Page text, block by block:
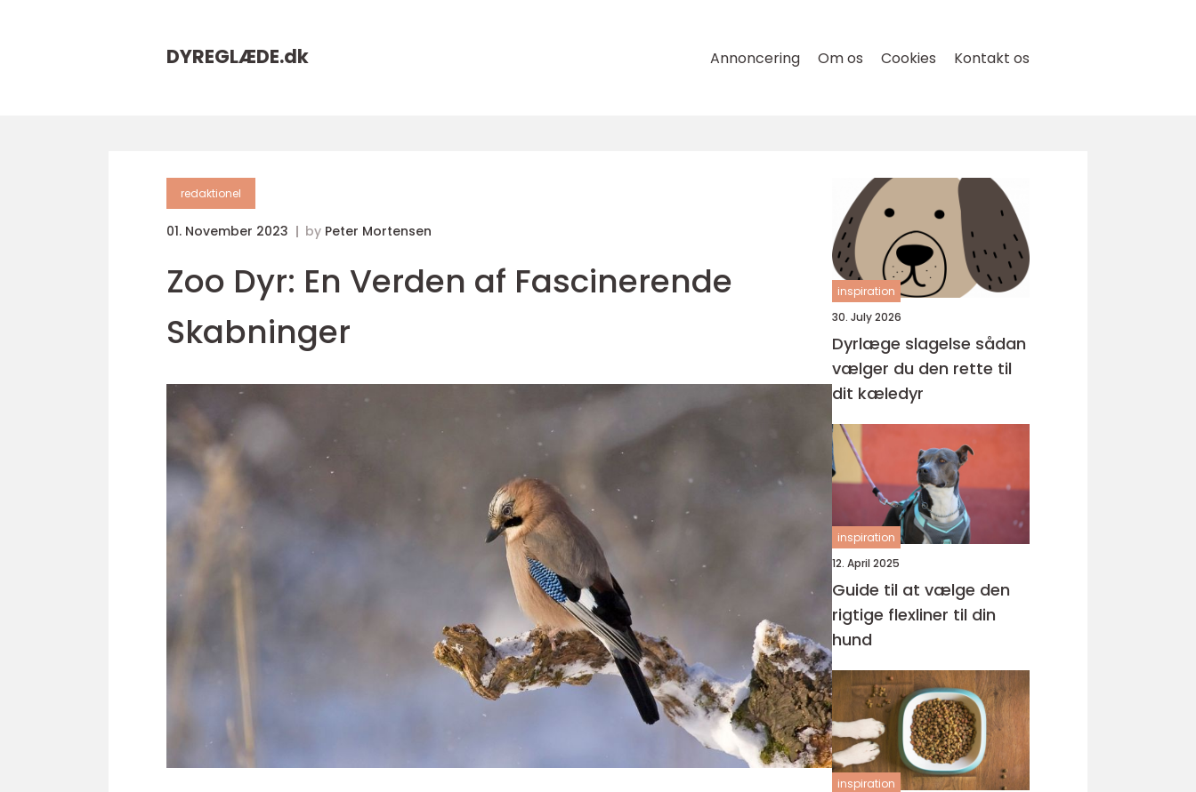
DYREGLÆDE.dk Annoncering Om os Cookies Kontakt os
redaktionel
01. November 2023 by Peter Mortensen
Zoo Dyr: En Verden af Fascinerende
Skabninger
inspiration
30. July 2026
Dyrlæge slagelse sådan
vælger du den rette til
dit kæledyr
inspiration
12. April 2025
Guide til at vælge den
rigtige flexliner til din
hund
inspiration